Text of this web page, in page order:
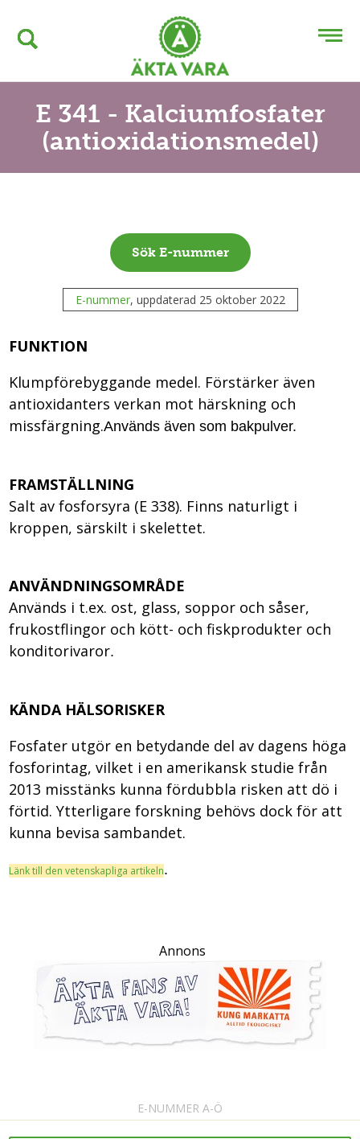
E 341 - Kalciumfosfater
(antioxidationsmedel)
Sök E-nummer
E-nummer, uppdaterad 25 oktober 2022
FUNKTION
Klumpförebyggande medel. Förstärker även
antioxidanters verkan mot härskning och
missfärgning.Används även som bakpulver.
FRAMSTÄLLNING
Salt av fosforsyra (E 338). Finns naturligt i
kroppen, särskilt i skelettet.
ANVÄNDNINGSOMRÅDE
Används i t.ex. ost, glass, soppor och såser,
frukostflingor och kött- och fiskprodukter och
konditorivaror.
KÄNDA HÄLSORISKER
Fosfater utgör en betydande del av dagens höga
fosforintag, vilket i en amerikansk studie från
2013 misstänks kunna fördubbla risken att dö i
förtid. Ytterligare forskning behövs dock för att
kunna bevisa sambandet.
Länk till den vetenskapliga artikeln.
Annons
E-NUMMER A-Ö